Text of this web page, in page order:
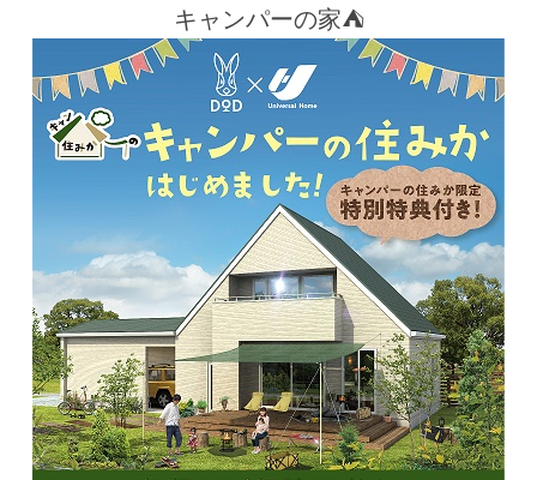
キャンパーの家⛺